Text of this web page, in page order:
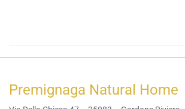
Premignaga Natural Home